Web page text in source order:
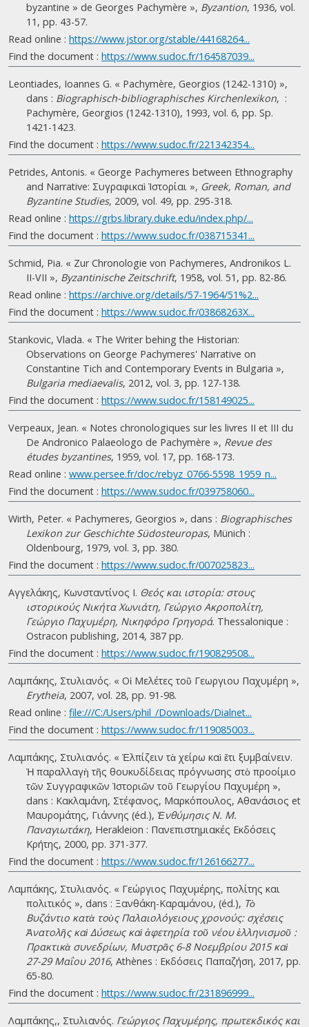
byzantine » de Georges Pachymère », Byzantion, 1936, vol.
11, pp. 43-57.
Read online : https://www.jstor.org/stable/44168264...
Find the document : https://www.sudoc.fr/164587039...
Leontiades, Ioannes G. « Pachymère, Georgios (1242-1310) »,
dans : Biographisch-bibliographisches Kirchenlexikon, :
Pachymère, Georgios (1242-1310), 1993, vol. 6, pp. Sp.
1421-1423.
Find the document : https://www.sudoc.fr/221342354...
Petrides, Antonis. « George Pachymeres between Ethnography
and Narrative: Συγραφικαὶ Ἱστορίαι », Greek, Roman, and
Byzantine Studies, 2009, vol. 49, pp. 295-318.
Read online : https://grbs.library.duke.edu/index.php/...
Find the document : https://www.sudoc.fr/038715341...
Schmid, Pia. « Zur Chronologie von Pachymeres, Andronikos L.
II-VII », Byzantinische Zeitschrift, 1958, vol. 51, pp. 82-86.
Read online : https://archive.org/details/57-1964/51%2...
Find the document : https://www.sudoc.fr/03868263X...
Stankovic, Vlada. « The Writer behing the Historian:
Observations on George Pachymeres' Narrative on
Constantine Tich and Contemporary Events in Bulgaria »,
Bulgaria mediaevalis, 2012, vol. 3, pp. 127-138.
Find the document : https://www.sudoc.fr/158149025...
Verpeaux, Jean. « Notes chronologiques sur les livres II et III du
De Andronico Palaeologo de Pachymère », Revue des
études byzantines, 1959, vol. 17, pp. 168-173.
Read online : www.persee.fr/doc/rebyz_0766-5598_1959_n...
Find the document : https://www.sudoc.fr/039758060...
Wirth, Peter. « Pachymeres, Georgios », dans : Biographisches
Lexikon zur Geschichte Südosteuropas, Münich :
Oldenbourg, 1979, vol. 3, pp. 380.
Find the document : https://www.sudoc.fr/007025823...
Αγγελάκης, Κωνσταντίνος Ι. Θεός και ιστορία: στους
ιστορικούς Νικήτα Χωνιάτη, Γεώργιο Ακροπολίτη,
Γεώργιο Παχυμέρη, Νικηφόρο Γρηγορά. Thessalonique :
Ostracon publishing, 2014, 387 pp.
Find the document : https://www.sudoc.fr/190829508...
Λαμπάκης, Στυλιανός. « Οἱ Mελέτες τοῦ Γεωργιου Παχυμέρη »,
Erytheia, 2007, vol. 28, pp. 91-98.
Read online : file:///C:/Users/phil_/Downloads/Dialnet...
Find the document : https://www.sudoc.fr/119085003...
Λαμπάκης, Στυλιανός. « Ἐλπίζειν τὰ χείρω καὶ ἔτι ξυμβαίνειν.
Ἡ παραλλαγὴ τῆς θουκυδίδειας πρόγνωσης στὸ προοίμιο
τῶν Συγγραφικῶν Ἱστοριῶν τοῦ Γεωργίου Παχυμέρη »,
dans : Κακλαμάνη, Στέφανος, Μαρκόπουλος, Αθανάσιος et
Μαυρομάτης, Γιάννης (éd.), Ἐνθύμησις Ν. Μ.
Παναγιωτάκη, Herakleion : Πανεπιστημιακές Εκδόσεις
Κρήτης, 2000, pp. 371-377.
Find the document : https://www.sudoc.fr/126166277...
Λαμπάκης, Στυλιανός. « Γεώργιος Παχυμέρης, πολίτης και
πολιτικός », dans : Ξανθάκη-Καραμάνου, (éd.), Τὸ
Βυζάντιο κατὰ τοὺς Παλαιολόγειους χρονούς: σχέσεις
Ἀνατολῆς καὶ Δύσεως καὶ ἀφετηρία τοῦ νέου ἑλληνισμοῦ :
Πρακτικὰ συνεδρίων, Μυστρᾶς 6-8 Νοεμβρίου 2015 καὶ
27-29 Μαΐου 2016, Athènes : Εκδόσεις Παπαζήση, 2017, pp.
65-80.
Find the document : https://www.sudoc.fr/231896999...
Λαμπάκης,, Στυλιανός. Γεώργιος Παχυμέρης, πρωτεκδικός και